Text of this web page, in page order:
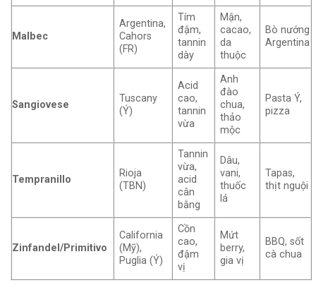
Malbec
Argentina,
Cahors
(FR)
Tím
đậm,
tannin
dày
Mận,
cacao,
da
thuộc
Bò nướng
Argentina
Sangiovese
Tuscany
(Ý)
Acid
cao,
tannin
vừa
Anh
đào
chua,
thảo
mộc
Pasta Ý,
pizza
Tempranillo
Rioja
(TBN)
Tannin
vừa,
acid
cân
bằng
Dâu,
vani,
thuốc
lá
Tapas,
thịt nguội
Zinfandel/Primitivo
California
(Mỹ),
Puglia (Ý)
Cồn
cao,
đậm
vị
Mứt
berry,
gia vị
BBQ, sốt
cà chua